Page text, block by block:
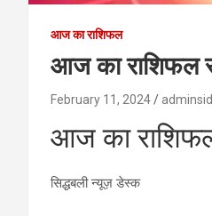
आज का राशिफल
आज का राशिफल
February 11, 2024
आज का
सिद्धबली न्यूज़ डेस्क